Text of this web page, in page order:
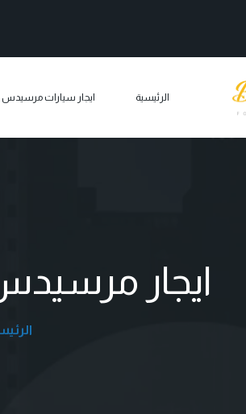
الرئيسية ايجار سيارات مرسيدس
ايجار مرسيدس فيانو
car rental
ايجار